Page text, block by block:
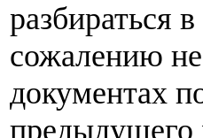
разбираться
сожалению
документах
предыдущего